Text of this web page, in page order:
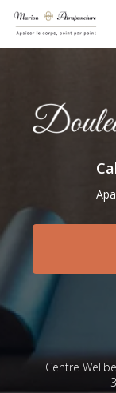
Aller
contenu
principal
Centre